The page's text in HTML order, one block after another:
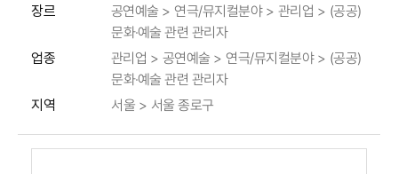
장르 공연예술 > 연극/뮤지컬분야 > 관리업 > (공공)
문화·예술 관련 관리자
업종 관리업 > 공연예술 > 연극/뮤지컬분야 > (공공)
문화·예술 관련 관리자
지역 서울 > 서울 종로구